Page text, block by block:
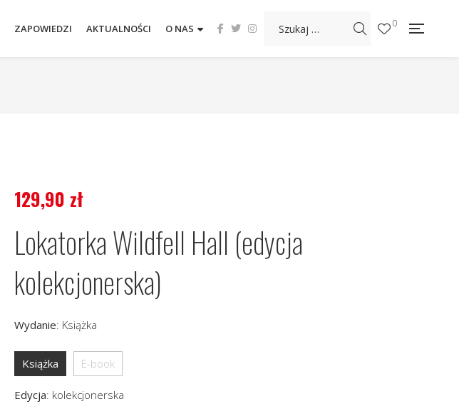
ZAPOWIEDZI AKTUALNOŚCI O NAS 0
129,90 zł
Lokatorka Wildfell Hall (edycja
kolekcjonerska)
Wydanie: Książka
Książka E-book
Edycja: kolekcjonerska